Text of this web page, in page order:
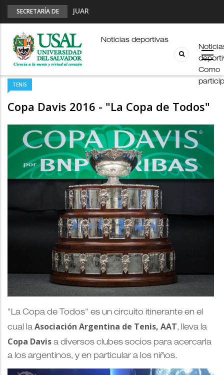
SECRETARÍA DE
JUAR
Fútbol Online
Palmarés
Esports en pandemia
USAL en los E-JUAR
Como
Noticias deportivas
TENIS
Copa Davis 2016 - "La Copa de Todos"
"La Copa de Todos" es un circuito itinerante en el
cual la Asociación Argentina de Tenis, AAT, lleva la
Copa Davis a diversos clubes socios para acercarla
a los argentinos, y en particular a los niños.